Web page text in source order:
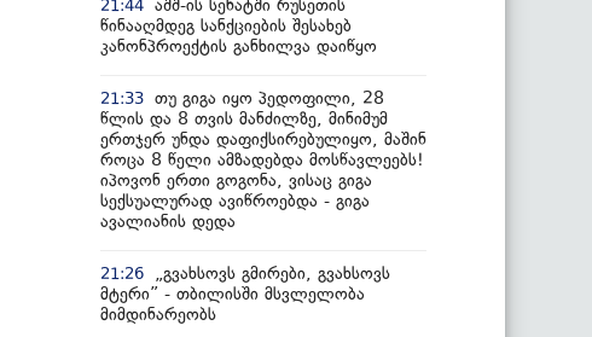
21:44 აშშ-ის სენატში რუსეთის
წინააღმდეგ სანქციების შესახებ
კანონპროექტის განხილვა დაიწყო
21:33 თუ გიგა იყო პედოფილი, 28
წლის და 8 თვის მანძილზე, მინიმუმ
ერთჯერ უნდა დაფიქსირებულიყო, მაშინ
როცა 8 წელი ამზადებდა მოსწავლეებს!
იპოვონ ერთი გოგონა, ვისაც გიგა
სექსუალურად ავიწროებდა - გიგა
ავალიანის დედა
21:26
„გვახსოვს გმირები, გვახსოვს
მტერი” - თბილისში მსვლელობა
მიმდინარეობს